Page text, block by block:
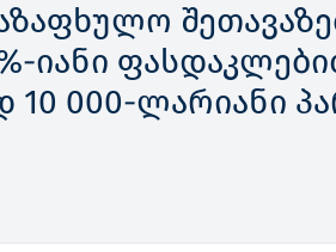
იანი
10 000-ლარიანი